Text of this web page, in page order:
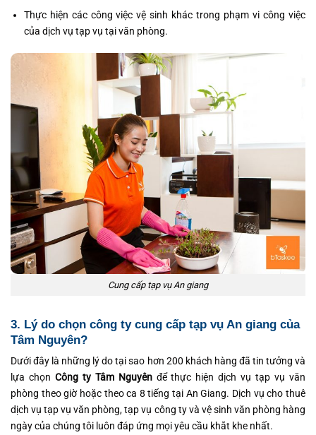
Thực hiện các công việc vệ sinh khác trong phạm vi công việc
của dịch vụ tạp vụ tại văn phòng.
Cung cấp tạp vụ An giang
3. Lý do chọn công ty cung cấp tạp vụ An giang của
Tâm Nguyên?
Dưới đây là những lý do tại sao hơn 200 khách hàng đã tin tưởng và
lựa chọn Công ty Tâm Nguyênđể thực hiện dịch vụ tạp vụ văn
phòng theo giờ hoặc theo ca 8 tiếng tại An Giang. Dịch vụ cho thuê
dịch vụ tạp vụ văn phòng, tạp vụ công ty và vệ sinh văn phòng hàng
ngày của chúng tôi luôn đáp ứng mọi yêu cầu khắt khe nhất.